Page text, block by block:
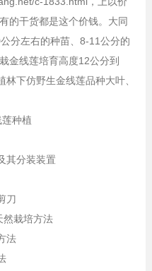
的干货都是这个价钱。大同
分左右的种苗、8-11公分的
金线莲培育高度12公分到
下仿野生金线莲品种大叶、
其分装装置
刀
然栽培方法
法